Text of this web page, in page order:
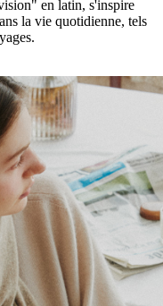
en latin, s'inspire
la vie quotidienne, tels